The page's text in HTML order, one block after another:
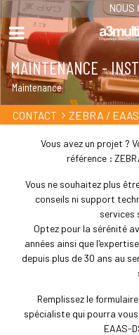
MAINTENANCE -
Maintenance
CONTACT ZEBRA /
Vous avez un projet ?
référence :
Vous ne souhaitez plus
conseils ni support
services
Optez pour la sérénité
années ainsi que
depuis plus de 30 ans au
Remplissez le
spécialiste qui pourra
EAAS-